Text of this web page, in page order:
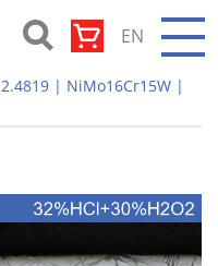
EN
2.4819 | NiMo16Cr15W |